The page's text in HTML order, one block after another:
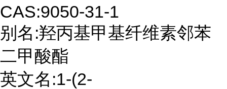
CAS:9050-31-1
别名:羟丙基甲基纤维素邻苯
二甲酸酯
英文名:1-(2-